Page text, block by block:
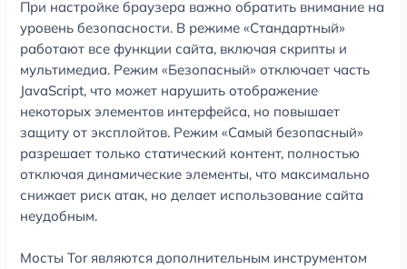
При настройке браузера важно обратить внимание на
уровень безопасности. В режиме «Стандартный»
работают все функции сайта, включая скрипты и
мультимедиа. Режим «Безопасный» отключает часть
JavaScript, что может нарушить отображение
некоторых элементов интерфейса, но повышает
защиту от эксплойтов. Режим «Самый безопасный»
разрешает только статический контент, полностью
отключая динамические элементы, что максимально
снижает риск атак, но делает использование сайта
неудобным.
Мосты Tor являются дополнительным инструментом